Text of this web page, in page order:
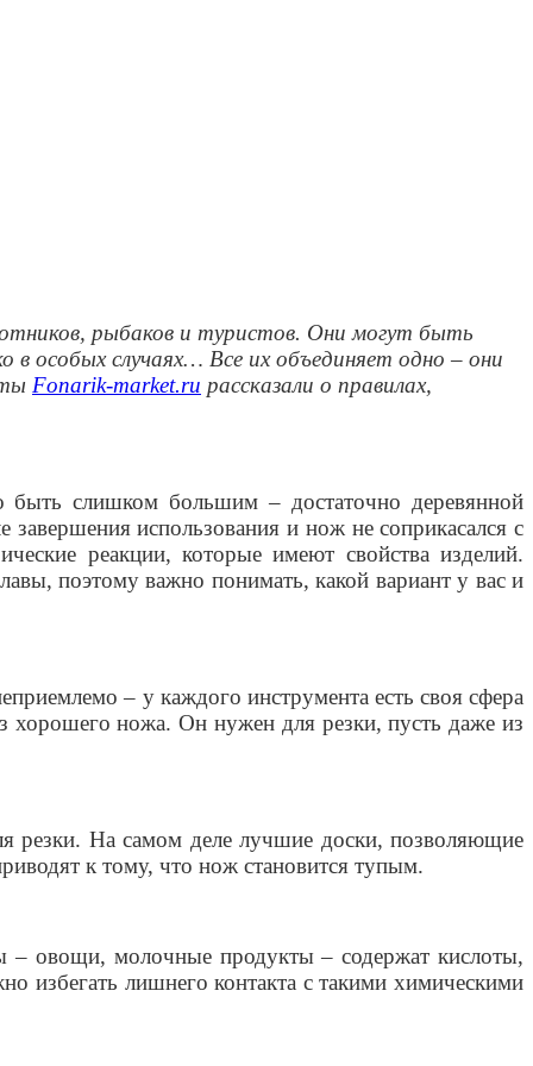
рыбаков и туристов. Они могут быть
особых случаях… Все их объединяет одно – они
Fonarik-market.ru рассказали о правилах,
слишком большим – достаточно деревянной
использования и нож не соприкасался с
реакции, которые имеют свойства изделий.
поэтому важно понимать, какой вариант у вас и
– у каждого инструмента есть своя сфера
хорошего ножа. Он нужен для резки, пусть даже из
резки. На самом деле лучшие доски, позволяющие
к тому, что нож становится тупым.
– овощи, молочные продукты – содержат кислоты,
избегать лишнего контакта с такими химическими